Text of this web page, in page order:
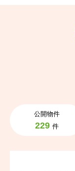
公開物件
229 件